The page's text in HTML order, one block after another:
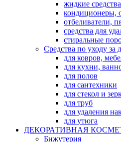
жидкие
кондиционеры,
отбеливатели,
средства для
стиральные
Средства по уходу за
для ковров,
для кухни,
для полов
для сантехники
для стекол и
для труб
для удаления
для утюга
ДЕКОРАТИВНАЯ
Бижутерия